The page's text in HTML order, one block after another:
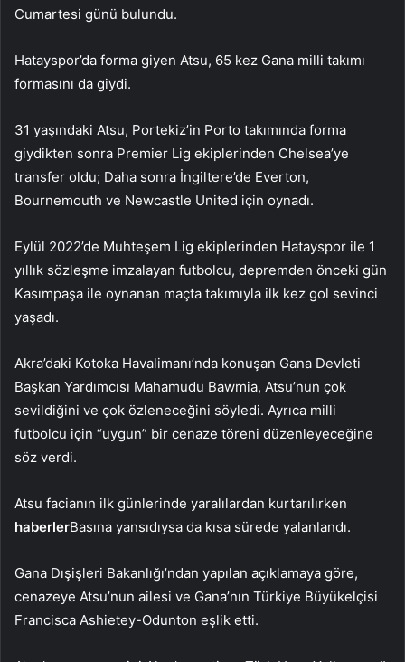
Cumartesi günü bulundu.
Hatayspor’da forma giyen Atsu, 65 kez Gana milli takımı
formasını da giydi.
31 yaşındaki Atsu, Portekiz’in Porto takımında forma
giydikten sonra Premier Lig ekiplerinden Chelsea’ye
transfer oldu; Daha sonra İngiltere’de Everton,
Bournemouth ve Newcastle United için oynadı.
Eylül 2022’de Muhteşem Lig ekiplerinden Hatayspor ile 1
yıllık sözleşme imzalayan futbolcu, depremden önceki gün
Kasımpaşa ile oynanan maçta takımıyla ilk kez gol sevinci
yaşadı.
Akra’daki Kotoka Havalimanı’nda konuşan Gana Devleti
Başkan Yardımcısı Mahamudu Bawmia, Atsu’nun çok
sevildiğini ve çok özleneceğini söyledi. Ayrıca milli
futbolcu için “uygun” bir cenaze töreni düzenleyeceğine
söz verdi.
Atsu facianın ilk günlerinde yaralılardan kurtarılırken
haberlerBasına yansıdıysa da kısa sürede yalanlandı.
Gana Dışişleri Bakanlığı’ndan yapılan açıklamaya göre,
cenazeye Atsu’nun ailesi ve Gana’nın Türkiye Büyükelçisi
Francisca Ashietey-Odunton eşlik etti.